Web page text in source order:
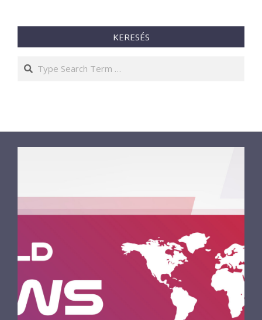
KERESÉS
Search